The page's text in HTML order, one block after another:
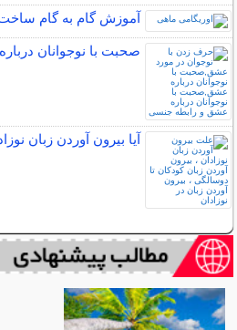
آموزش گام به گام
صحبت با نوجوانان
آیا بیرون آوردن زبان